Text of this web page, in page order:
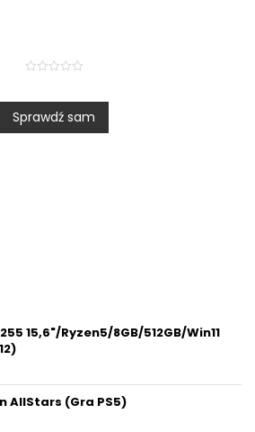
t
e
d
0
Sprawdź sam
15,6"/Ryzen5/8GB/512GB/Win11
AllStars (Gra PS5)